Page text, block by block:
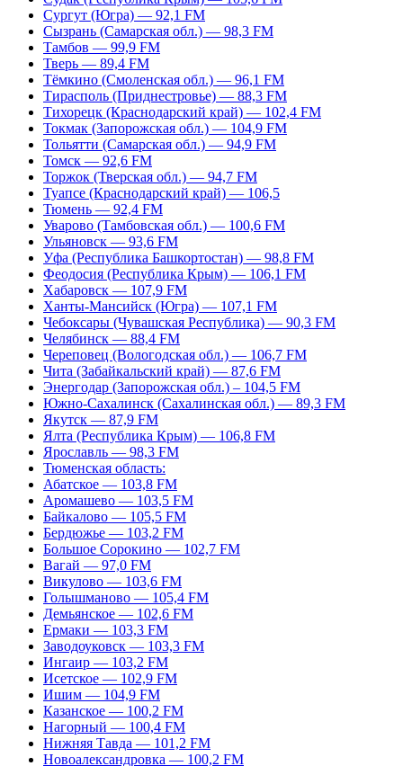
Сургут (Югра) — 92,1 FM
Сызрань (Самарская обл.) — 98,3 FM
Тамбов — 99,9 FM
Тверь — 89,4 FM
Тёмкино (Смоленская обл.) — 96,1 FM
Тирасполь (Приднестровье) — 88,3 FM
Тихорецк (Краснодарский край) — 102,4 FM
Токмак (Запорожская обл.) — 104,9 FM
Тольятти (Самарская обл.) — 94,9 FM
Томск — 92,6 FM
Торжок (Тверская обл.) — 94,7 FM
Туапсе (Краснодарский край) — 106,5
Тюмень — 92,4 FM
Уварово (Тамбовская обл.) — 100,6 FM
Ульяновск — 93,6 FM
Уфа (Республика Башкортостан) — 98,8 FM
Феодосия (Республика Крым) — 106,1 FM
Хабаровск — 107,9 FM
Ханты-Мансийск (Югра) — 107,1 FM
Чебоксары (Чувашская Республика) — 90,3 FM
Челябинск — 88,4 FM
Череповец (Вологодская обл.) — 106,7 FM
Чита (Забайкальский край) — 87,6 FM
Энергодар (Запорожская обл.) – 104,5 FM
Южно-Сахалинск (Сахалинская обл.) — 89,3 FM
Якутск — 87,9 FM
Ялта (Республика Крым) — 106,8 FM
Ярославль — 98,3 FM
Тюменская область:
Абатское — 103,8 FM
Аромашево — 103,5 FM
Байкалово — 105,5 FM
Бердюжье — 103,2 FM
Большое Сорокино — 102,7 FM
Вагай — 97,0 FM
Викулово — 103,6 FM
Голышманово — 105,4 FM
Демьянское — 102,6 FM
Ермаки — 103,3 FM
Заводоуковск — 103,3 FM
Ингаир — 103,2 FM
Исетское — 102,9 FM
Ишим — 104,9 FM
Казанское — 100,2 FM
Нагорный — 100,4 FM
Нижняя Тавда — 101,2 FM
Новоалександровка — 100,2 FM